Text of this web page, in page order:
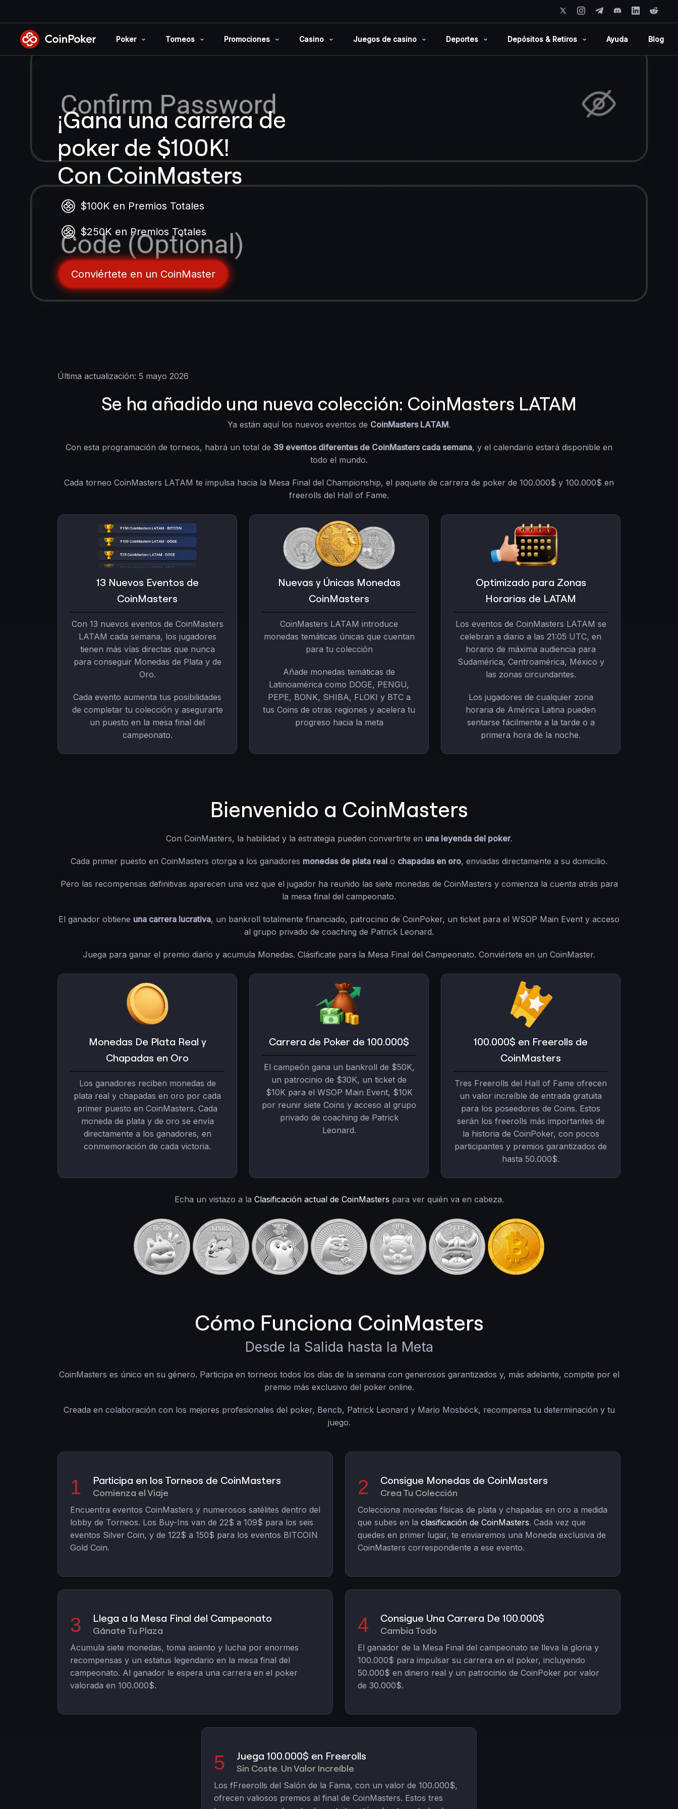
content
Poker Torneos Promociones Casino Juegos de casino Deportes Depósitos & Retiros Ayuda Blog
¡Gana una carrera de
poker de $100K!
Con CoinMasters
$100K en Premios Totales
$250K en Premios Totales
Conviértete en un CoinMaster
Última actualización: 5 mayo 2026
Se ha añadido una nueva colección: CoinMasters LATAM
Ya están aquí los nuevos eventos de CoinMasters LATAM.
Con esta programación de torneos, habrá un total de 39 eventos diferentes de CoinMasters cada semana, y el calendario estará disponible en
todo el mundo.
Cada torneo CoinMasters LATAM te impulsa hacia la Mesa Final del Championship, el paquete de carrera de poker de 100.000$ y 100.000$ en
freerolls del Hall of Fame.
13 Nuevos Eventos de
CoinMasters
Con 13 nuevos eventos de CoinMasters
LATAM cada semana, los jugadores
tienen más vías directas que nunca
para conseguir Monedas de Plata y de
Oro.
Cada evento aumenta tus posibilidades
de completar tu colección y asegurarte
un puesto en la mesa final del
campeonato.
Nuevas y Únicas Monedas
CoinMasters
CoinMasters LATAM introduce
monedas temáticas únicas que cuentan
para tu colección
Añade monedas temáticas de
Latinoamérica como DOGE, PENGU,
PEPE, BONK, SHIBA, FLOKI y BTC a
tus Coins de otras regiones y acelera tu
progreso hacia la meta
Optimizado para Zonas
Horarias de LATAM
Los eventos de CoinMasters LATAM se
celebran a diario a las 21:05 UTC, en
horario de máxima audiencia para
Sudamérica, Centroamérica, México y
las zonas circundantes.
Los jugadores de cualquier zona
horaria de América Latina pueden
sentarse fácilmente a la tarde o a
primera hora de la noche.
Bienvenido a CoinMasters
Con CoinMasters, la habilidad y la estrategia pueden convertirte en una leyenda del poker.
Cada primer puesto en CoinMasters otorga a los ganadores monedas de plata real o chapadas en oro, enviadas directamente a su domicilio.
Pero las recompensas definitivas aparecen una vez que el jugador ha reunido las siete monedas de CoinMasters y comienza la cuenta atrás para
la mesa final del campeonato.
El ganador obtiene una carrera lucrativa, un bankroll totalmente financiado, patrocinio de CoinPoker, un ticket para el WSOP Main Event y acceso
al grupo privado de coaching de Patrick Leonard.
Juega para ganar el premio diario y acumula Monedas. Clásificate para la Mesa Final del Campeonato. Conviértete en un CoinMaster.
Monedas De Plata Real y
Chapadas en Oro
Los ganadores reciben monedas de
plata real y chapadas en oro por cada
primer puesto en CoinMasters. Cada
moneda de plata y de oro se envía
directamente a los ganadores, en
conmemoración de cada victoria.
Carrera de Poker de 100.000$
El campeón gana un bankroll de $50K,
un patrocinio de $30K, un ticket de
$10K para el WSOP Main Event, $10K
por reunir siete Coins y acceso al grupo
privado de coaching de Patrick
Leonard.
100.000$ en Freerolls de
CoinMasters
Tres Freerolls del Hall of Fame ofrecen
un valor increíble de entrada gratuita
para los poseedores de Coins. Estos
serán los freerolls más importantes de
la historia de CoinPoker, con pocos
participantes y premios garantizados de
hasta 50.000$.
Echa un vistazo a la Clasificación actual de CoinMasters para ver quién va en cabeza.
Cómo Funciona CoinMasters
Desde la Salida hasta la Meta
CoinMasters es único en su género. Participa en torneos todos los días de la semana con generosos garantizados y, más adelante, compite por el
premio más exclusivo del poker online.
Creada en colaboración con los mejores profesionales del poker, Bencb, Patrick Leonard y Mario Mosböck, recompensa tu determinación y tu
juego.
1 Participa en los Torneos de CoinMasters
Comienza el Viaje
Encuentra eventos CoinMasters y numerosos satélites dentro del
lobby de Torneos. Los Buy-Ins van de 22$ a 109$ para los seis
eventos Silver Coin, y de 122$ a 150$ para los eventos BITCOIN
Gold Coin.
2 Consigue Monedas de CoinMasters
Crea Tu Colección
Colecciona monedas físicas de plata y chapadas en oro a medida
que subes en la clasificación de CoinMasters. Cada vez que
quedes en primer lugar, te enviaremos una Moneda exclusiva de
CoinMasters correspondiente a ese evento.
3 Llega a la Mesa Final del Campeonato
Gánate Tu Plaza
Acumula siete monedas, toma asiento y lucha por enormes
recompensas y un estatus legendario en la mesa final del
campeonato. Al ganador le espera una carrera en el poker
valorada en 100.000$.
4 Consigue Una Carrera De 100.000$
Cambia Todo
El ganador de la Mesa Final del campeonato se lleva la gloria y
100.000$ para impulsar su carrera en el poker, incluyendo
50.000$ en dinero real y un patrocinio de CoinPoker por valor
de 30.000$.
5 Juega 100.000$ en Freerolls
Sin Coste. Un Valor Increíble
Los fFreerolls del Salón de la Fama, con un valor de 100.000$,
ofrecen valiosos premios al final de CoinMasters. Estos tres